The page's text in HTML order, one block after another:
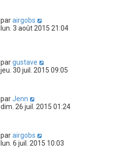
parairgobs
lun. 3 août 2015 21:04
pargustave
jeu. 30 juil. 2015 09:05
parJenn
dim. 26 juil. 2015 01:24
parairgobs
lun. 6 juil. 2015 10:03